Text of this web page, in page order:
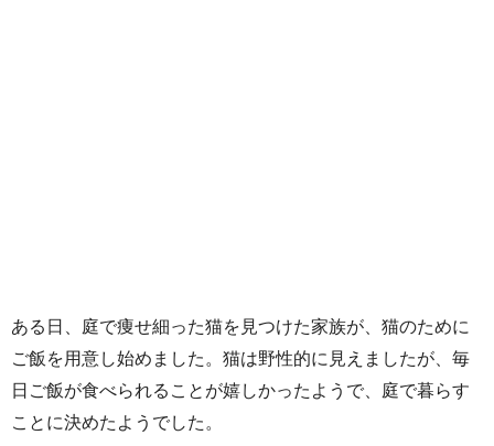
ある日、庭で痩せ細った猫を見つけた家族が、猫のために
ご飯を用意し始めました。猫は野性的に見えましたが、毎
日ご飯が食べられることが嬉しかったようで、庭で暮らす
ことに決めたようでした。